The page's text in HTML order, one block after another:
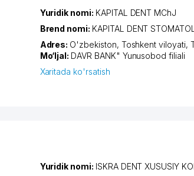
Yuridik nomi: KAPITAL DENT MChJ
Brend nomi: KAPITAL DENT
Adres: O'zbekiston, Toshkent viloyati,
Mo‘ljal: DAVR BANK" Yunusobod filiali
Xaritada ko'rsatish
Yuridik nomi: ISKRA DENT XUSUSIY